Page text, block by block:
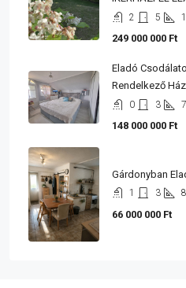
2 5
249 000 000 Ft
Eladó
Rendelkező
0 3
148 000 000 Ft
Gárdonyban
1 3
66 000 000 Ft